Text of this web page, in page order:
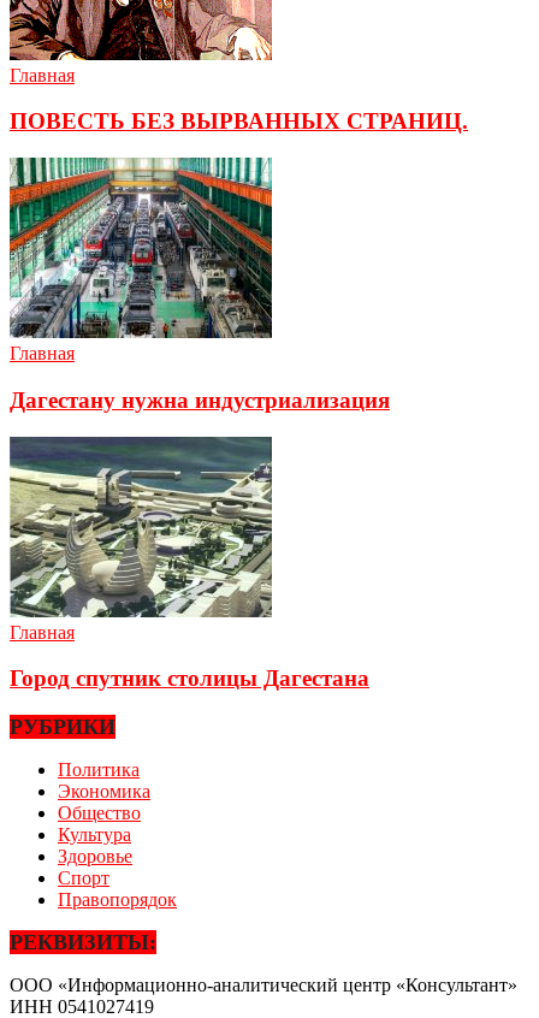
Главная
ПОВЕСТЬ БЕЗ ВЫРВАННЫХ СТРАНИЦ.
Главная
Дагестану нужна индустриализация
Главная
Город спутник столицы Дагестана
РУБРИКИ
Политика
Экономика
Общество
Культура
Здоровье
Спорт
Правопорядок
РЕКВИЗИТЫ:
ООО «Информационно-аналитический центр «Консультант»
ИНН 0541027419